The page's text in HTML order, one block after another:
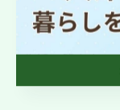
#仲間です
#頼れる存在
#生活の質向上